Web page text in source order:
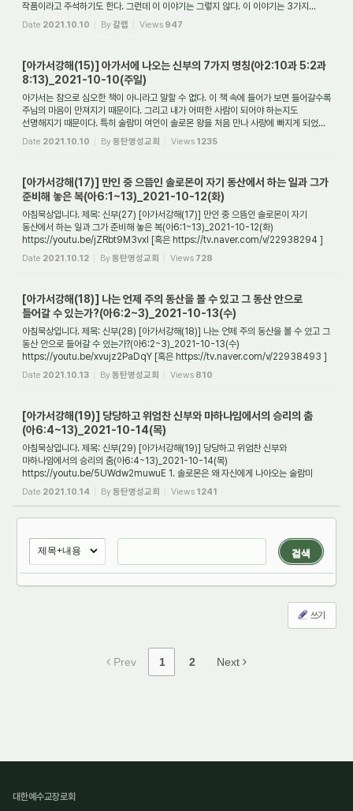
작품이라고 주석하기도 한다. 그런데 이 이야기는 그렇지 않다. 이 이야기는 3가지...
Date 2021.10.10 By갈렙 Views 947
[아가서강해(15)] 아가서에 나오는 신부의 7가지 명칭(아2:10과 5:2과
8:13)_2021-10-10(주일)
아가서는 참으로 심오한 책이 아니라고 말할 수 없다. 이 책 속에 들어가 보면 들어갈수록
주님의 마음이 만져지기 때문이다. 그리고 내가 어떠한 사람이 되어야 하는지도
선명해지기 때문이다. 특히 술람미 여인이 솔로몬 왕을 처음 만나 사랑에 빠지게 되었...
Date 2021.10.10 By동탄명성교회 Views 1235
[아가서강해(17)] 만인 중 으뜸인 솔로몬이 자기 동산에서 하는 일과 그가
준비해 놓은 복(아6:1~13)_2021-10-12(화)
아침묵상입니다. 제목: 신부(27) [아가서강해(17)] 만인 중 으뜸인 솔로몬이 자기
동산에서 하는 일과 그가 준비해 놓은 복(아6:1~13)_2021-10-12(화)
https://youtu.be/jZRbt9M3vxI [혹은 https://tv.naver.com/v/22938294 ]
1. 술람미 여인은 예루살렘 딸들...
Date 2021.10.12 By동탄명성교회 Views 728
[아가서강해(18)] 나는 언제 주의 동산을 볼 수 있고 그 동산 안으로
들어갈 수 있는가?(아6:2~3)_2021-10-13(수)
아침묵상입니다. 제목: 신부(28) [아가서강해(18)] 나는 언제 주의 동산을 볼 수 있고 그
동산 안으로 들어갈 수 있는가?(아6:2~3)_2021-10-13(수)
https://youtu.be/xvujz2PaDqY [혹은 https://tv.naver.com/v/22938493 ]
1. 아가서가 말하는 핵심 키워드는 ...
Date 2021.10.13 By동탄명성교회 Views 810
[아가서강해(19)] 당당하고 위엄찬 신부와 마하나임에서의 승리의 춤
(아6:4~13)_2021-10-14(목)
아침묵상입니다. 제목: 신부(29) [아가서강해(19)] 당당하고 위엄찬 신부와
마하나임에서의 승리의 춤(아6:4~13)_2021-10-14(목)
https://youtu.be/5UWdw2muwuE 1. 솔로몬은 왜 자신에게 나아오는 술람미
여인을 보고 2번이나 깃발을 세운 군대 같이 당당하다...
Date 2021.10.14 By동탄명성교회 Views 1241
검색
쓰기
Prev 1 2 Next
대한예수교장로회